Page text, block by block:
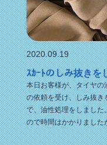
2020.09.19
ｽｶｰﾄのしみ抜きを
本日お客様が、タイヤの
の依頼を受け、しみ抜き
で、油性処理をしました
ので時間はかかりまし